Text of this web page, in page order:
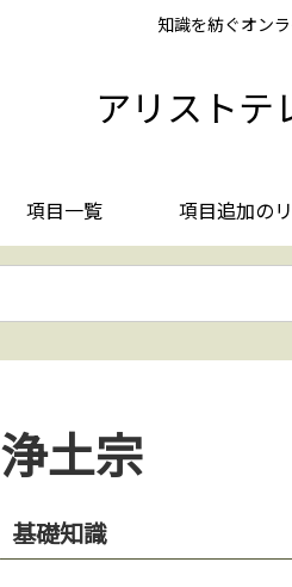
知識を紡ぐオン
アリストテ
項目一覧 項目追加の
浄土宗
基礎知識